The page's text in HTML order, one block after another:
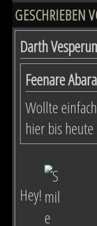
GESCHRIEBEN
Darth
Feenare
Wollte
hier bis
Hey!